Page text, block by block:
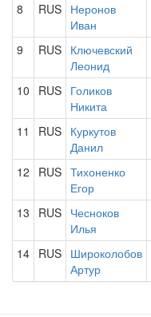
8 RUS Неронов
Иван
9 RUS Ключевский
Леонид
10 RUS Голиков
Никита
11 RUS Куркутов
Данил
12 RUS Тихоненко
Егор
13 RUS Чесноков
Илья
14 RUS Широколобов
Артур